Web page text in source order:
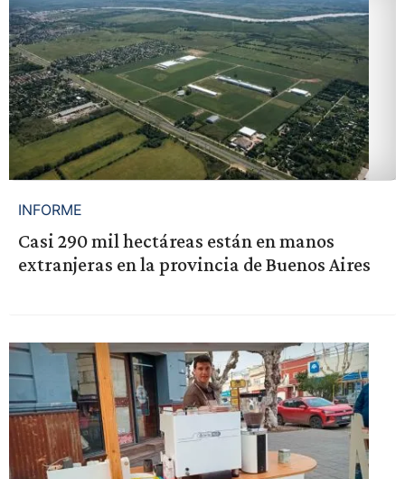
INFORME
Casi 290 mil hectáreas están en manos
extranjeras en la provincia de Buenos Aires